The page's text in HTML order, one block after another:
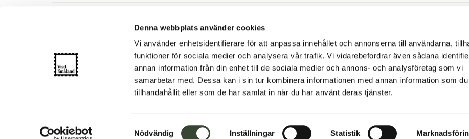
Denna webbplats använder cookies
Vi använder enhetsidentifierare för att anpassa innehållet och annonserna till användarna,
funktioner för sociala medier och analysera vår trafik. Vi vidarebefordrar även sådana
annan information från din enhet till de sociala medier och annons- och analysföretag som vi
samarbetar med. Dessa kan i sin tur kombinera informationen med annan information som
tillhandahållit eller som de har samlat in när du har använt deras tjänster.
Nödvändig Inställningar Statistik
Zipline äventyr
Upplev Little Rock Lake ! Här väntar ett unikt äventyr i den småländska naturen fyllt av adrenalin,
spänning och Europas längsta zipline-bana. Högt uppe bland trädtopparna erbjuds du över 4,5
km lina och du färdas i hastigheter upp till 75km/h. Det finns även banor anpassade för barn. På